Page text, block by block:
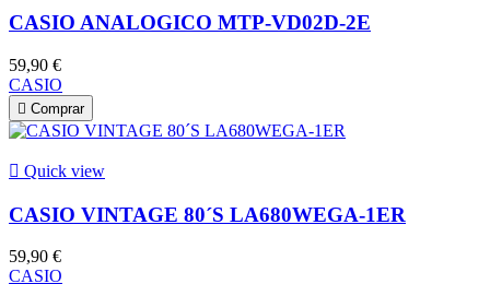
CASIO ANALOGICO MTP-VD02D-2E
59,90 €
CASIO
 Comprar
 Quick view
CASIO VINTAGE 80´S LA680WEGA-1ER
59,90 €
CASIO